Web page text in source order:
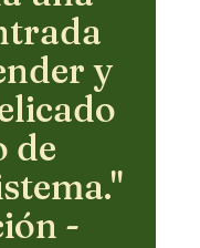
y
de
-